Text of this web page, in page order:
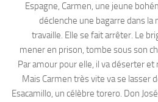
Espagne, Carmen, une jeune
déclenche une bagarre dans la
travaille. Elle se fait arrêter. Le
mener en prison, tombe sous son
Par amour pour elle, il va déserter
Mais Carmen très vite va se lasser
Esacamillo, un célèbre torero. Don